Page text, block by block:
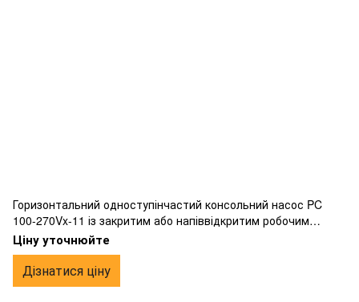
Горизонтальний одноступінчастий консольний насос PC
100-270Vx-11 із закритим або напіввідкритим робочим
колесом вихрового типу, фланцевим підключенням,
виготовлений з чавуну.
Ціну уточнюйте
Дізнатися ціну